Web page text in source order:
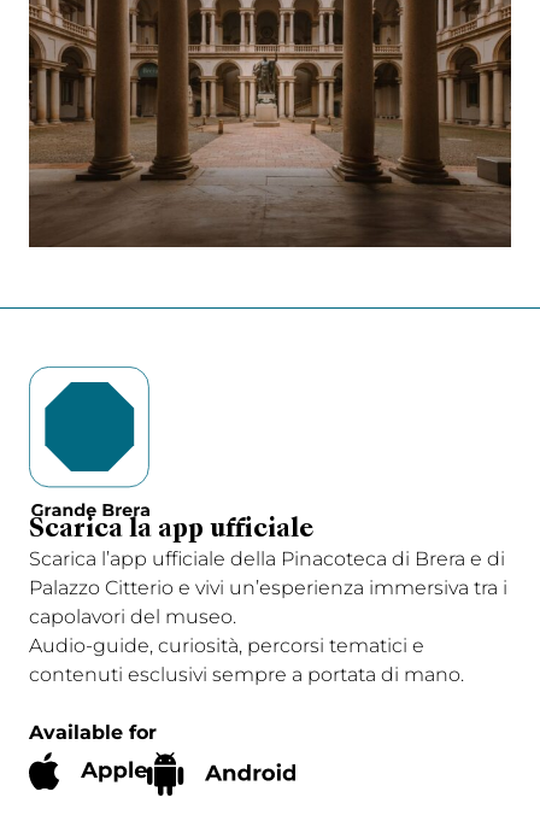
Scarica la app ufficiale
Scarica l’app ufficiale della Pinacoteca di Brera e di
Palazzo Citterio e vivi un’esperienza immersiva tra i
capolavori del museo.
Audio-guide, curiosità, percorsi tematici e
contenuti esclusivi sempre a portata di mano.
Available for